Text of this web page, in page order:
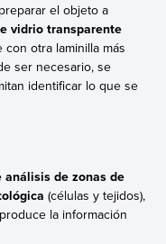
el objeto a
vidrio transparente
otra laminilla más
ser necesario, se
identificar lo que se
análisis de zonas de
(células y tejidos),
la información